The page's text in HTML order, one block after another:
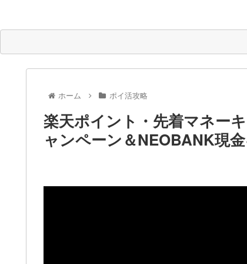
ホーム ポイ活攻略
楽天ポイント・先着マネー
ャンペーン＆NEOBANK現